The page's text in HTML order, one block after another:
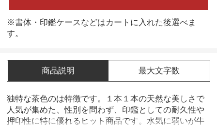
※書体・印鑑ケースなどはカートに入れた後選べま
す。
商品説明 最大文字数
独特な茶色のは特徴です。１本１本の天然な美しさで
人気が集めた、性別を問わず、印鑑としての耐久性や
押印性に特に優れるヒット商品です。水気に弱いが牛